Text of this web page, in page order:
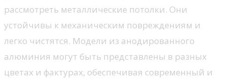
рассмотреть металлические потолки. Они
устойчивы к механическим повреждениям и
легко чистятся. Модели из анодированного
алюминия могут быть представлены в разных
цветах и фактурах, обеспечивая современный и